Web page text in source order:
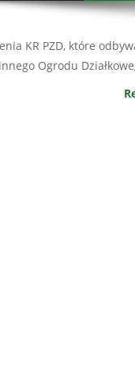
KR PZD, które
Ogrodu